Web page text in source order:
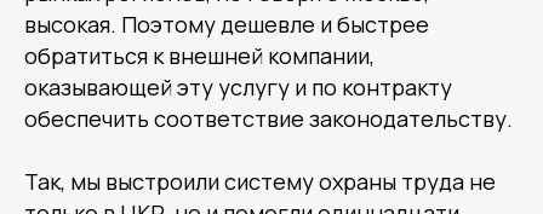
высокая. Поэтому дешевле и быстрее
обратиться к внешней компании,
оказывающей эту услугу и по контракту
обеспечить соответствие законодательству.
Так, мы выстроили систему охраны труда не